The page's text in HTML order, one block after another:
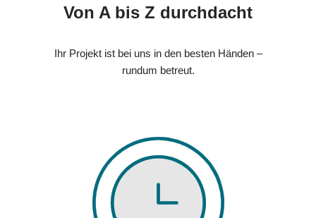
Von A bis Z durchdacht
Ihr Projekt ist bei uns in den besten Händen –
rundum betreut.